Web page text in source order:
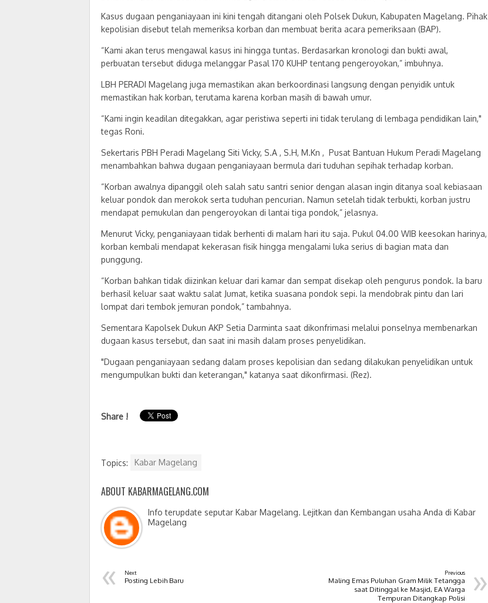
Kasus dugaan penganiayaan ini kini tengah ditangani oleh Polsek Dukun, Kabupaten Magelang. Pihak
kepolisian disebut telah memeriksa korban dan membuat berita acara pemeriksaan (BAP).
“Kami akan terus mengawal kasus ini hingga tuntas. Berdasarkan kronologi dan bukti awal,
perbuatan tersebut diduga melanggar Pasal 170 KUHP tentang pengeroyokan,” imbuhnya.
LBH PERADI Magelang juga memastikan akan berkoordinasi langsung dengan penyidik untuk
memastikan hak korban, terutama karena korban masih di bawah umur.
“Kami ingin keadilan ditegakkan, agar peristiwa seperti ini tidak terulang di lembaga pendidikan lain,"
tegas Roni.
Sekertaris PBH Peradi Magelang Siti Vicky, S.A , S.H, M.Kn , Pusat Bantuan Hukum Peradi Magelang
menambahkan bahwa dugaan penganiayaan bermula dari tuduhan sepihak terhadap korban.
“Korban awalnya dipanggil oleh salah satu santri senior dengan alasan ingin ditanya soal kebiasaan
keluar pondok dan merokok serta tuduhan pencurian. Namun setelah tidak terbukti, korban justru
mendapat pemukulan dan pengeroyokan di lantai tiga pondok,” jelasnya.
Menurut Vicky, penganiayaan tidak berhenti di malam hari itu saja. Pukul 04.00 WIB keesokan harinya,
korban kembali mendapat kekerasan fisik hingga mengalami luka serius di bagian mata dan
punggung.
“Korban bahkan tidak diizinkan keluar dari kamar dan sempat disekap oleh pengurus pondok. Ia baru
berhasil keluar saat waktu salat Jumat, ketika suasana pondok sepi. Ia mendobrak pintu dan lari
lompat dari tembok jemuran pondok,” tambahnya.
Sementara Kapolsek Dukun AKP Setia Darminta saat dikonfrimasi melalui ponselnya membenarkan
dugaan kasus tersebut, dan saat ini masih dalam proses penyelidikan.
"Dugaan penganiayaan sedang dalam proses kepolisian dan sedang dilakukan penyelidikan untuk
mengumpulkan bukti dan keterangan," katanya saat dikonfirmasi. (Rez).
Share !
Topics: Kabar Magelang
ABOUT KABARMAGELANG.COM
Info terupdate seputar Kabar Magelang. Lejitkan dan Kembangan usaha Anda di Kabar
Magelang
« Next
Posting Lebih Baru »
Previous
Maling Emas Puluhan Gram Milik Tetangga
saat Ditinggal ke Masjid, EA Warga
Tempuran Ditangkap Polisi